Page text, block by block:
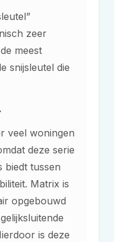
zeer
meest
snijsleutel die
veel woningen
deze serie
biedt tussen
Matrix is
opgebouwd
is deze